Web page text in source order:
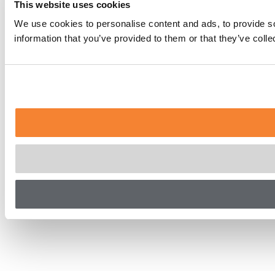
This website uses cookies
We use cookies to personalise content and ads, to provide
information that you’ve provided to them or that they’ve